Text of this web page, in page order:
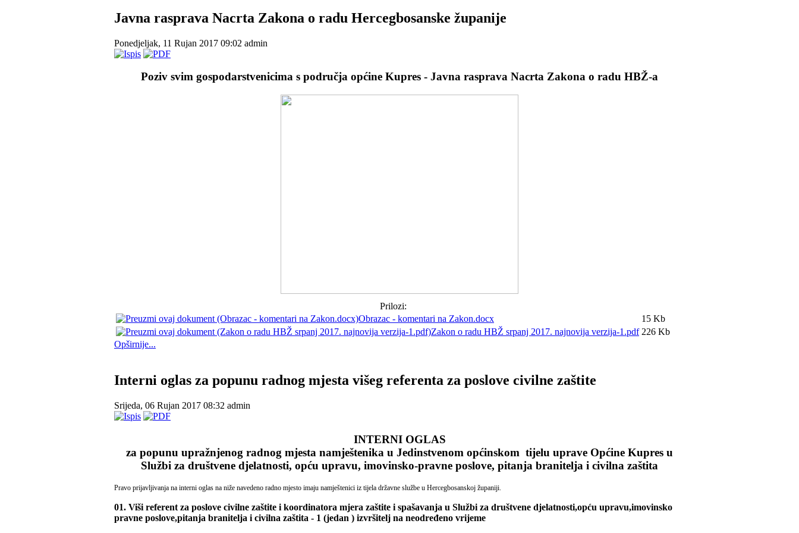
Javna rasprava Nacrta Zakona o radu Hercegbosanske županije
Ponedjeljak, 11 Rujan 2017 09:02 admin
Poziv svim gospodarstvenicima s područja općine Kupres - Javna rasprava Nacrta Zakona o radu HBŽ-a
Prilozi:
Obrazac - komentari na Zakon.docx
15 Kb
Zakon o radu HBŽ srpanj 2017. najnovija verzija-1.pdf 226 Kb
Opširnije...
Interni oglas za popunu radnog mjesta višeg referenta za poslove civilne zaštite
Srijeda, 06 Rujan 2017 08:32 admin
INTERNI OGLAS
za popunu upražnjenog radnog mjesta namještenika u Jedinstvenom općinskom tijelu uprave Općine Kupres u
Službi za društvene djelatnosti, opću upravu, imovinsko-pravne poslove, pitanja branitelja i civilna zaštita
Pravo prijavljivanja na interni oglas na niže navedeno radno mjesto imaju namještenici iz tijela državne službe u Hercegbosanskoj županiji.
01. Viši referent za poslove civilne zaštite i koordinatora mjera zaštite i spašavanja u Službi za društvene djelatnosti,opću upravu,imovinsko
pravne poslove,pitanja branitelja i civilna zaštita - 1 (jedan ) izvršitelj na neodređeno vrijeme